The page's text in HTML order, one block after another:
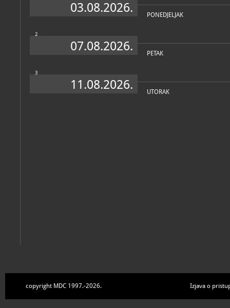
03.08.2026. PONEDJELJAK
2
07.08.2026. PETAK
3
11.08.2026. UTORAK
copyright MDC 1997.-2026. Izjava o